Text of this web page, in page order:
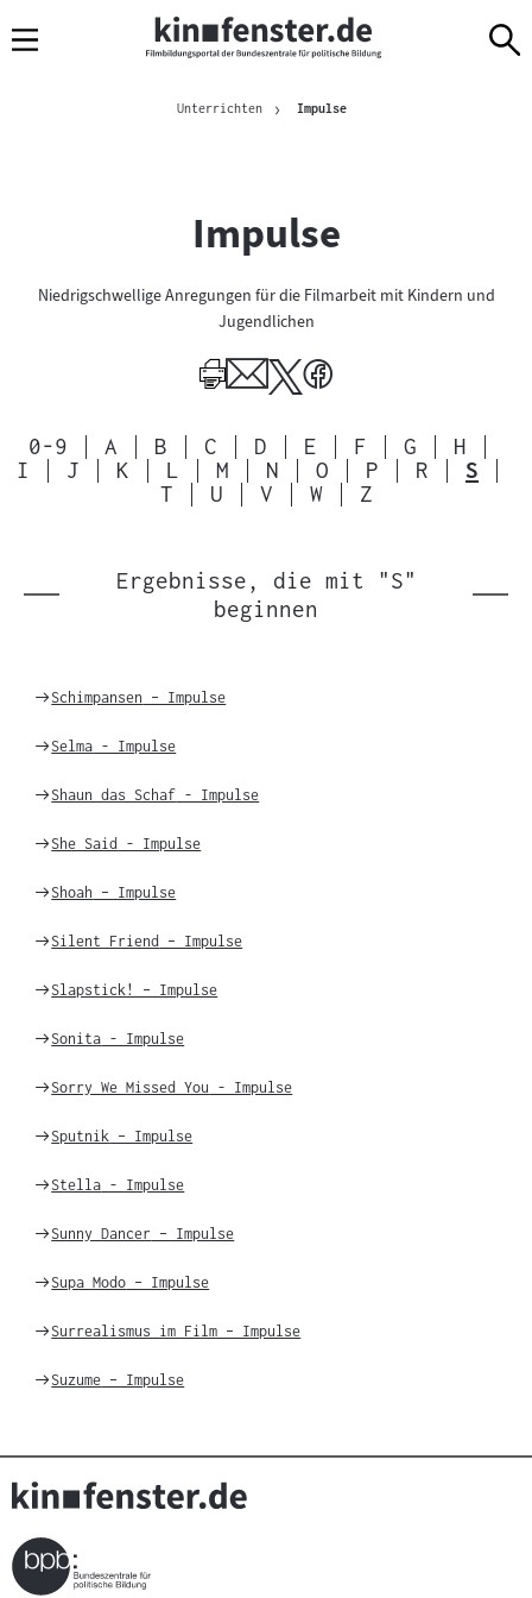
Navigation
zum
zur
BrotkrümelnavigationUnterrichten ImpulseAktuelle Seite
Impulse
Niedrigschwellige Anregungen für die Filmarbeit mit Kindern und
Jugendlichen
Alphabetische
Sprungmarkennavigation
0-9 A B C D E F G
H
I
J K L M N O P R
S
T
U V W Z
Ergebnisse, die mit "S"
beginnen
Weiter
Schimpansen – Impulse
Weiter
Selma - Impulse
Weiter
Shaun das Schaf - Impulse
Weiter
She Said - Impulse
Weiter
Shoah – Impulse
Weiter
Silent Friend – Impulse
Weiter
Slapstick! – Impulse
Weiter
Sonita - Impulse
Weiter
Sorry We Missed You - Impulse
Weiter
Sputnik – Impulse
Weiter
Stella - Impulse
Weiter
Sunny Dancer – Impulse
Weiter
Supa Modo – Impulse
Weiter
Surrealismus im Film – Impulse
Weiter
Suzume – Impulse